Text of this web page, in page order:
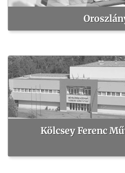
Kölcsey Ferenc